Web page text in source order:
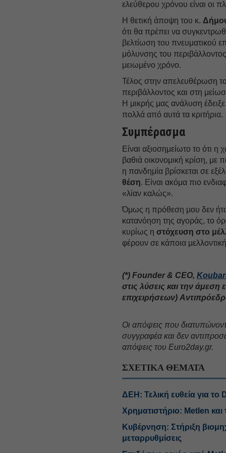
ελεύθερου χρόνου είναι οι
Η θετική άποψη του κ.
ότι θα πρέπει να
βελτίωση του πνευματικού
μόλυνσης του
μειωμένο χρόνο.
Τέλος στην απελευθέρωση
περιβάλλοντος και στη
Η μικρής μας ανάλυση
πολλά από αυτά τα κριτήρια.
Συμπέρασμα
Είναι αξιοσημείωτο το ότι
βαθιά οικονομική κρίση, με
η πανδημία βρίσκεται σε
θέση. Είναι ακόμα πιο
«λίαν καλώς».
Όμως η πρόθεση μου δεν
κατανόηση της αγοράς, το
κυρίως ηστόχευση στο
φέρουν σε κάποια
(*) Founder & CEO,
στις λύσεις και την
επιχειρήσεων)
Oι απόψεις που
συγγραφέα και δεν
απόψεις του Euro2day.gr.
ΣΧΕΤΙΚΑ ΘΕΜΑΤΑ
ΔΕΗ: Τελική ευθεία για το
Χρηματιστήριο: Metlen
Κυβέρνηση: Στήριξη
μεταρρυθμίσεις